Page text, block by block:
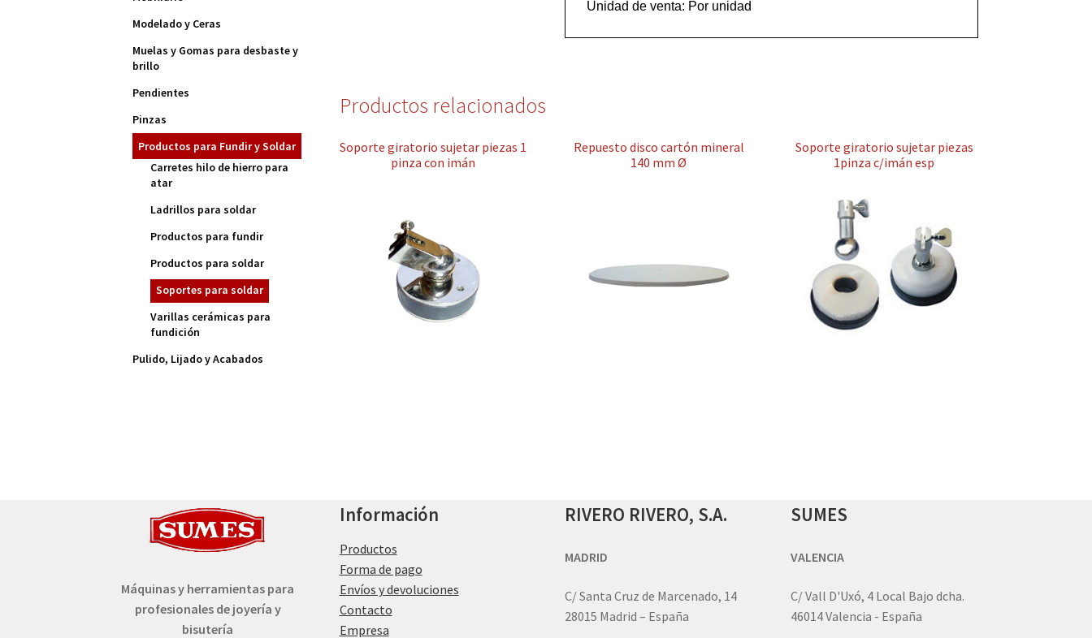
Productos relacionados
Soporte giratorio sujetar piezas 1
pinza con imán
Repuesto disco cartón mineral
140 mm Ø
Soporte giratorio sujetar piezas
1pinza c/imán esp
Modelado y Ceras
Muelas y Gomas para desbaste y
brillo
Pendientes
Pinzas
Productos para Fundir y Soldar
Carretes hilo de hierro para
atar
Ladrillos para soldar
Productos para fundir
Productos para soldar
Soportes para soldar
Varillas cerámicas para
fundición
Pulido, Lijado y Acabados
Máquinas y herramientas para
profesionales de joyería y
bisutería
Información
Productos
Forma de pago
Envíos y devoluciones
Contacto
Empresa
RIVERO RIVERO, S.A.
MADRID
C/ Santa Cruz de Marcenado, 14
28015 Madrid – España
SUMES
VALENCIA
C/ Vall D'Uxó, 4 Local Bajo dcha.
46014 Valencia - España